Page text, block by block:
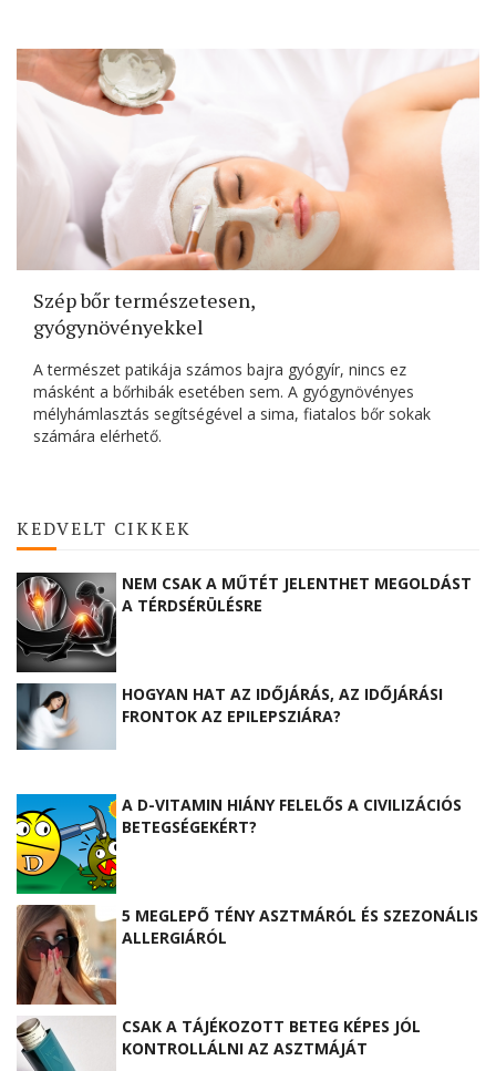
Szép bőr természetesen,
gyógynövényekkel
A természet patikája számos bajra gyógyír, nincs ez
másként a bőrhibák esetében sem. A gyógynövényes
mélyhámlasztás segítségével a sima, fiatalos bőr sokak
számára elérhető.
KEDVELT CIKKEK
NEM CSAK A MŰTÉT JELENTHET MEGOLDÁST
A TÉRDSÉRÜLÉSRE
HOGYAN HAT AZ IDŐJÁRÁS, AZ IDŐJÁRÁSI
FRONTOK AZ EPILEPSZIÁRA?
A D-VITAMIN HIÁNY FELELŐS A CIVILIZÁCIÓS
BETEGSÉGEKÉRT?
5 MEGLEPŐ TÉNY ASZTMÁRÓL ÉS SZEZONÁLIS
ALLERGIÁRÓL
CSAK A TÁJÉKOZOTT BETEG KÉPES JÓL
KONTROLLÁLNI AZ ASZTMÁJÁT